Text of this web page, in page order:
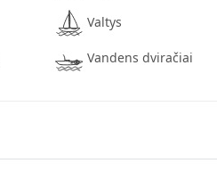
Valtys
Vandens dviračiai